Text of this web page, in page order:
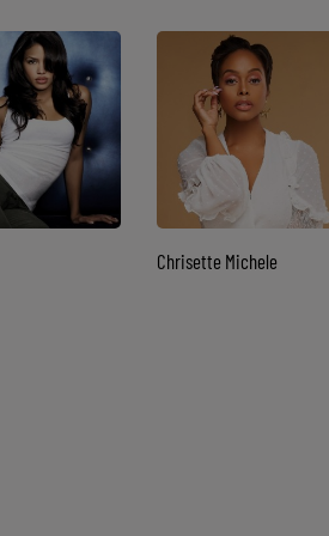
Chrisette Michele